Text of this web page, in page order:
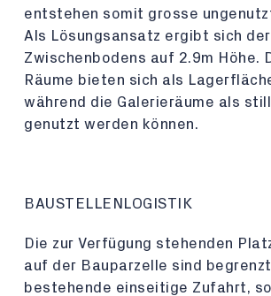
entstehen somit grosse
Als Lösungsansatz ergibt sich
Zwischenbodens auf 2.9m Höhe.
Räume bieten sich als
während die Galerieräume als
genutzt werden können.
BAUSTELLENLOGISTIK
Die zur Verfügung stehenden
auf der Bauparzelle sind
bestehende einseitige Zufahrt,